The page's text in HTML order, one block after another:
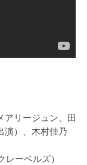
アリージュン、田
演）、木村佳乃
ーベルズ）